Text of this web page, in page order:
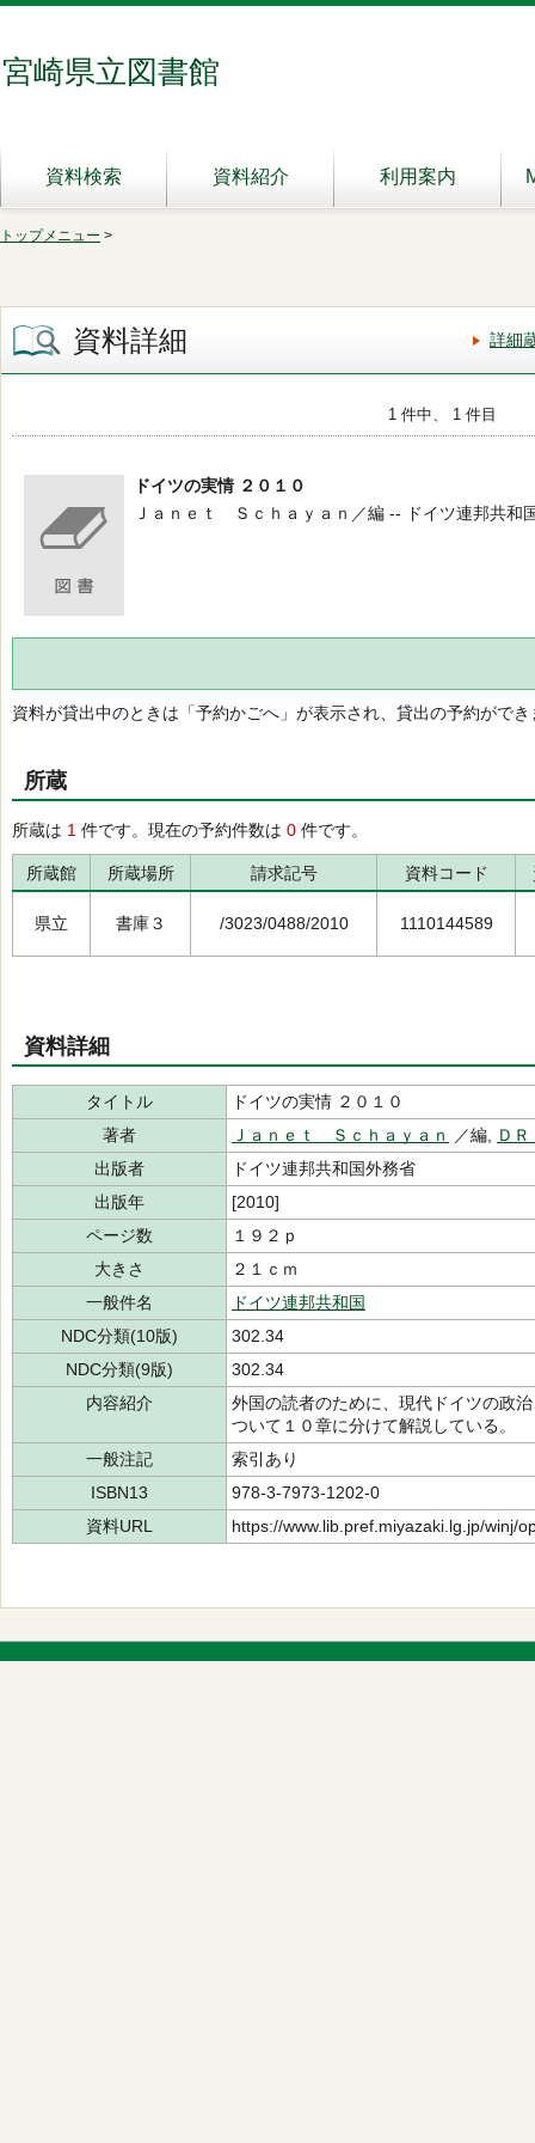
宮崎県立図書館
資料検索 資料紹介 利用案内
トップメニュー >
資料詳細 詳細
1 件中、 1 件目
ドイツの実情 ２０１０
Ｊａｎｅｔ Ｓｃｈａｙａｎ／編 -- ドイツ連邦共和
資料が貸出中のときは「予約かごへ」が表示され、貸出の予約ができ
所蔵
所蔵は 1 件です。現在の予約件数は 0 件です。
所蔵館 所蔵場所 請求記号 資料コード
県立 書庫３ /3023/0488/2010 1110144589
資料詳細
タイトル
ドイツの実情 ２０１０
著者
Ｊａｎｅｔ Ｓｃｈａｙａｎ ／編,
Ｄ
出版者
ドイツ連邦共和国外務省
出版年
[2010]
ページ数
１９２ｐ
大きさ
２１ｃｍ
一般件名
ドイツ連邦共和国
NDC分類(10版)
302.34
NDC分類(9版)
302.34
内容紹介
外国の読者のために、現代ドイツの政
ついて１０章に分けて解説している。
一般注記
索引あり
ISBN13
978-3-7973-1202-0
資料URL
https://www.lib.pref.miyazaki.lg.jp/winj/